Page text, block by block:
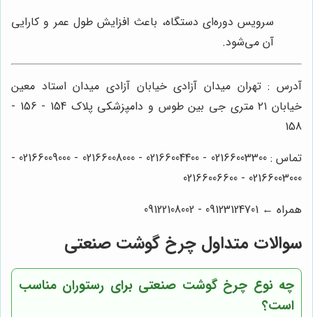
سرویس دوره‌ای دستگاه، باعث افزایش طول عمر و کارایی
آن می‌شود.
آدرس : تهران میدان آزادی خیابان آزادی میدان استاد معین
خیابان ۲۱ متری جی بین طوس و دامپزشکی پلاک 154 - 156 -
158
تماس : 02166003300 - 02166004400 - 02166008000 - 02166009000 -
02166003000 - 02166006600
همراه ← 09123124701 - 09122108002
سوالات متداول چرخ گوشت صنعتی
چه نوع چرخ گوشت صنعتی برای رستوران مناسب
است؟